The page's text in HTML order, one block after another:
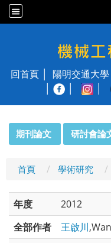
國立陽明
回首頁 陽明交通大學
期刊論文 研討會論
首頁 學術研究
年度
2012
全部作者
王啟川